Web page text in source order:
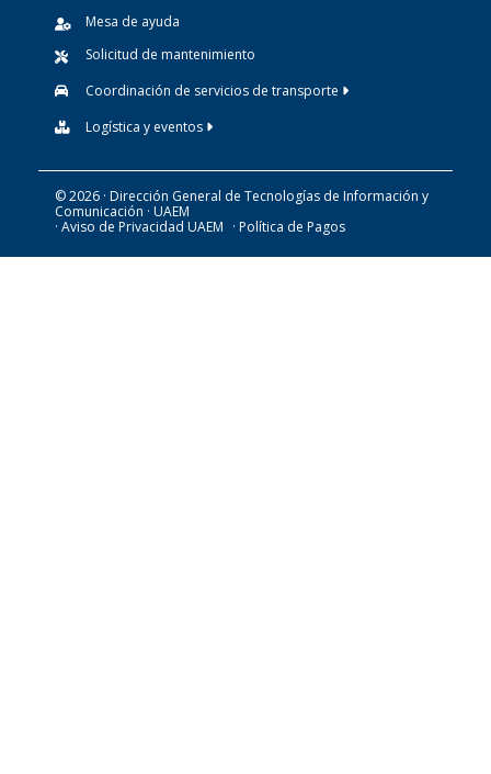
Mesa de ayuda
Solicitud de mantenimiento
Coordinación de servicios de transporte
Logística y eventos
© 2026 · Dirección General de Tecnologías de Información y
Comunicación · UAEM
· Aviso de Privacidad UAEM · Política de Pagos